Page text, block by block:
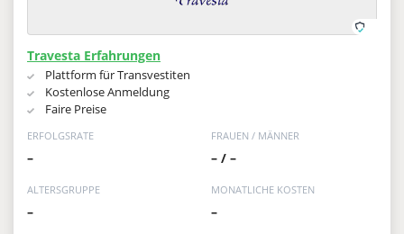
Travesta Erfahrungen
Plattform für Transvestiten
Kostenlose Anmeldung
Faire Preise
ERFOLGSRATE
–
FRAUEN / MÄNNER
– / –
ALTERSGRUPPE
–
MONATLICHE KOSTEN
–